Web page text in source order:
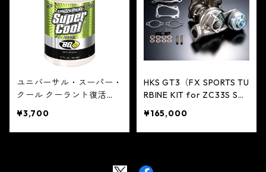
ユニバーサル・スーパー・
クール クーラント復活
¥3,700
HKS GT3（FX SPORTS TU
RBINE KIT for ZC33S SWI
¥165,000